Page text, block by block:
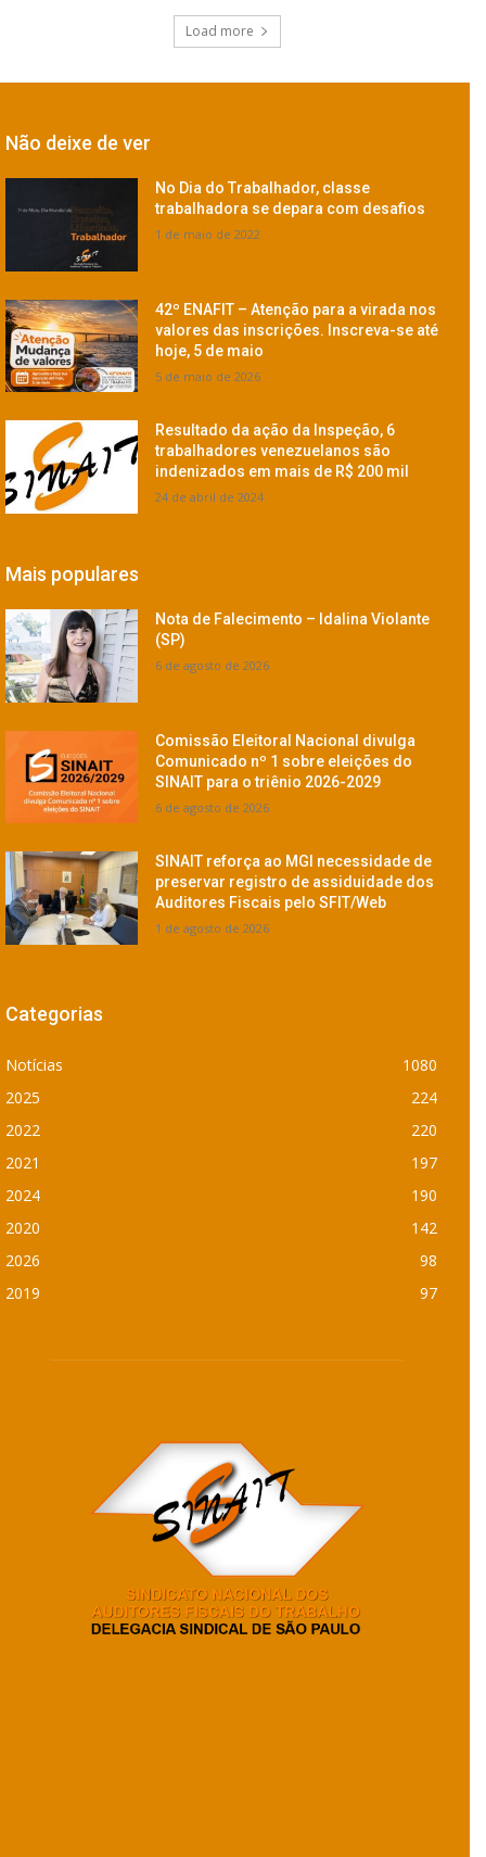
Load more
Não deixe de ver
No Dia do Trabalhador, classe
trabalhadora se depara com desafios
1 de maio de 2022
42º ENAFIT – Atenção para a virada nos
valores das inscrições. Inscreva-se até
hoje, 5 de maio
5 de maio de 2026
Resultado da ação da Inspeção, 6
trabalhadores venezuelanos são
indenizados em mais de R$ 200 mil
24 de abril de 2024
Mais populares
Nota de Falecimento – Idalina Violante
(SP)
6 de agosto de 2026
Comissão Eleitoral Nacional divulga
Comunicado nº 1 sobre eleições do
SINAIT para o triênio 2026-2029
6 de agosto de 2026
SINAIT reforça ao MGI necessidade de
preservar registro de assiduidade dos
Auditores Fiscais pelo SFIT/Web
1 de agosto de 2026
Categorias
Notícias
1080
2025
224
2022
220
2021
197
2024
190
2020
142
2026
98
2019
97